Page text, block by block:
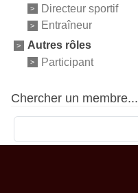
Directeur sportif
Entraîneur
Autres rôles
Participant
Chercher un membre...